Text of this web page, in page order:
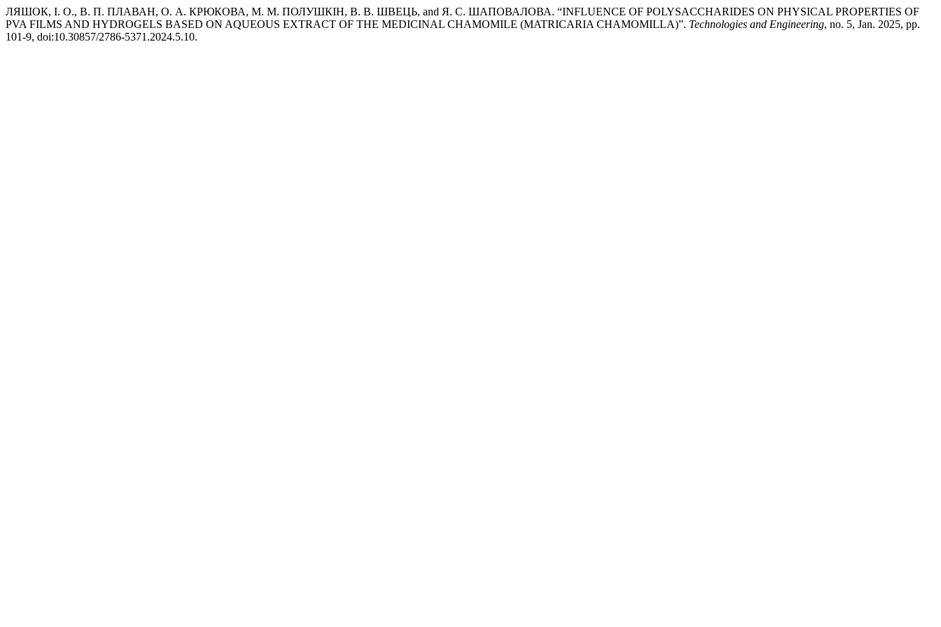
ЛЯШОК, І. О., В. П. ПЛАВАН, О. А. КРЮКОВА, М. М. ПОЛУШКІН, В. В. ШВЕЦЬ, and Я. С. ШАПОВАЛОВА. “INFLUENCE OF POLYSACCHARIDES ON PHYSICAL PROPERTIES OF
PVA FILMS AND HYDROGELS BASED ON AQUEOUS EXTRACT OF THE MEDICINAL CHAMOMILE (MATRICARIA CHAMOMILLA)”. Technologies and Engineering, no. 5, Jan. 2025, pp.
101-9, doi:10.30857/2786-5371.2024.5.10.